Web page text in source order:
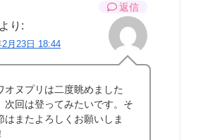
返信
より:
2月23日 18:44
オヌプリは二度眺めました
次回は登ってみたいです。そ
はまたよろしくお願いしま